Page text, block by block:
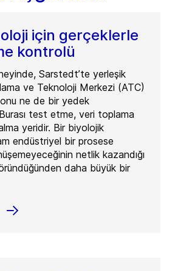
için gerçeklerle
kontrolü
Sarstedt’te yerleşik
ve Teknoloji Merkezi (ATC)
ne de bir yedek
test etme, veri toplama
yeridir. Bir biyolojik
endüstriyel bir prosese
netlik kazandığı
daha büyük bir